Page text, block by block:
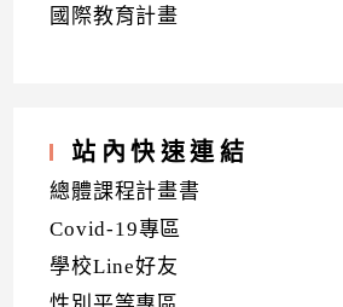
國際教育計畫
站內快速連結
總體課程計畫書
Covid-19專區
學校Line好友